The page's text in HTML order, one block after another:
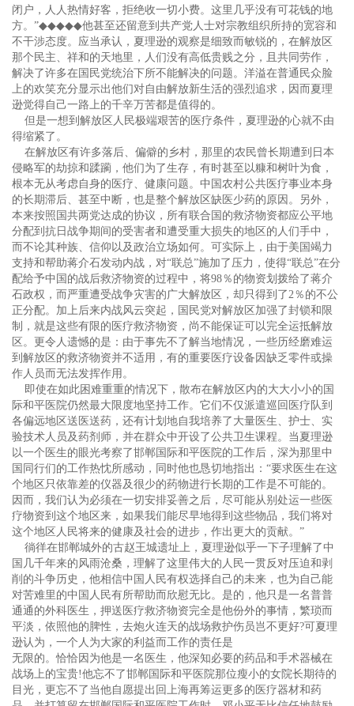
闭户，人人热情好客，拒绝收一切小费。这里几乎没有可花钱的地
方。”◆◆◆◆◆他甚至还留意到共产党人士对宗教组织所持的宽容和
不干涉态度。应当承认，夏理逊的观察是细致而敏锐的，在解放区
那个民主、祥和的天地里，人们没有高低贵贱之分，且共同劳作，
解决了许多在国民党统治下所不能解决的问题。洋溢在普通民众脸
上的欢笑充分显示出他们对自由解放新生活的强烈追求，因而夏理
逊觉得自己一路上的千辛万苦都是值得的。
但是一想到解放区人民极端艰苦的医疗条件，夏理逊的心就不由
得缩紧了。
在解放区有许多落后、偏僻的乡村，那里的农民曾长期遭到日本
侵略军的劫掠和蹂躏，他们为了生存，有时甚至以糠和树叶为食，
根本无从考虑自身的医疗、健康问题。中国农村公共医疗事业本身
的长期滞后、甚至中断，也是整个解放区缺医少药的原因。另外，
本来按照国共两党达成的协议，所有联合国的救济物资都应公平地
分配到抗日战争期间的受害者和遭受重大损失的地区的人们手中，
而不论其种族、信仰以及政治立场如何。可实际上，由于美国竭力
支持和帮助蒋介石发动内战，对“联总”施加了压力，使得“联总”在分
配给予中国的战后救济物资的过程中，将98％的物资划拨给了蒋介
石政权，而严重遭受战争灾害的广大解放区，却只得到了2％的不公
正分配。加上后来内战风云突起，国民党对解放区加强了封锁和限
制，就是这些有限的医疗救济物资，尚不能保证可以完全运抵解放
区。更令人遗憾的是：由于事先不了解当地情况，一些历经磨难运
到解放区的救济物资并不适用，有的重要医疗设备因缺乏零件或操
作人员而无法发挥作用。
即使在如此困难重重的情况下，散布在解放区内的大大小小的国
际和平医院仍然最大限度地坚持工作。它们不仅派遣巡回医疗队到
各偏远地区送医送药，还有计划地自我培养了大量医生、护士、实
验技术人员及药剂师，并在群众中开设了公共卫生课程。当夏理逊
以一个医生的眼光考察了邯郸国际和平医院的工作后，深为那里中
国同行们的工作热忱所感动，同时他也恳切地指出：“要求医生在这
个地区只依靠差的仪器及很少的药物进行长期的工作是不可能的。
因而，我们认为必须在一切安排妥善之后，尽可能从别处运一些医
疗物资到这个地区来，如果我们能尽早地得到这些物品，我们将对
这个地区人民将来的健康及社会的进步，作出更大的贡献。”
徜徉在邯郸城外的古赵王城遗址上，夏理逊似乎一下子理解了中
国几千年来的风雨沧桑，理解了这里伟大的人民一贯反对压迫和剥
削的斗争历史，他相信中国人民有权选择自己的未来，也为自己能
对苦难里的中国人民有所帮助而欣慰无比。是的，他只是一名普普
通通的外科医生，押送医疗救济物资完全是他份外的事情，繁琐而
平淡，依照他的脾性，去炮火连天的战场救护伤员岂不更好?可夏理
逊认为，一个人为大家的利益而工作的责任是
无限的。恰恰因为他是一名医生，他深知必要的药品和手术器械在
战场上的宝贵!他忘不了邯郸国际和平医院那位瘦小的女院长期待的
目光，更忘不了当他自愿提出回上海再筹运更多的医疗器材和药